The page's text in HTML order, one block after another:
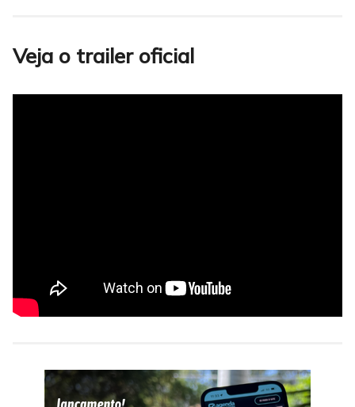
Veja o trailer oficial